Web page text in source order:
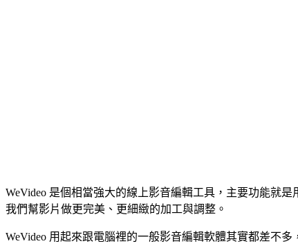
WeVideo 是個相當強大的線上影音編輯工具，主要功能就
我們幫影片做更完美、更細緻的加工與調整。
WeVideo 用起來跟電腦裡的一般影音編輯軟體其實都差不